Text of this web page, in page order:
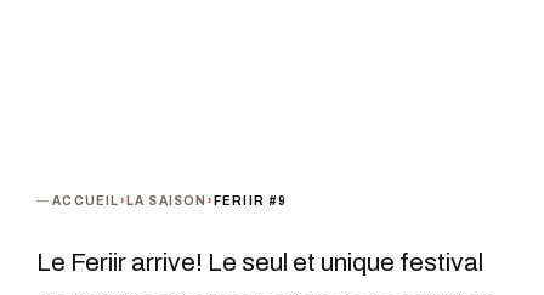
ACCUEIL› LA SAISON › FERIIR #9
Le Feriir arrive! Le seul et unique festival